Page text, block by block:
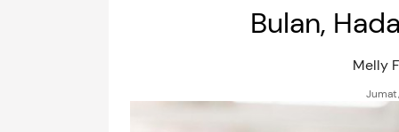
Bulan,
Melly